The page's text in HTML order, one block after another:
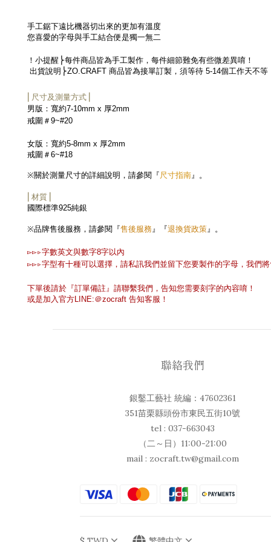
手工鋸下遠比機器切出來的更加有溫度
您喜愛的字母與手工結合便是獨一無二
！小提醒 ⎬每件商品皆為手工製作，每件細節難免有些微差異唷！
出貨說明 ⎬ZO.CRAFT 商品皆為接單訂製，須等待 5-14個工作天不等
⎜尺寸及測量方式⎟
男版：寬約7-10mm x 厚2mm
戒圍＃9~#20
女版：寬約5-8mm x 厚2mm
戒圍＃6~#18
※關於測量尺寸的詳細說明，請參閱『尺寸指南』。
⎜材質⎟
國際標準925純銀
※品牌售後服務，請參閱『售後服務』『退換貨政策』。
▻▻▹字數英文與數字8字以內
▻▻▹字型有十種可以選擇，請私訊我們並留下您要製作的字母，我們
下單後請於『訂單備註』請聯繫我們，告知您需要刻字的內容唷！
或是加入官方LINE:＠zocraft 告知客服！
聯絡我們
銀鑿工藝社 統編：47602361
351苗栗縣頭份市東民五街10號
tel : 037-663043
（二～日）11:00-21:00
mail : zocraft.tw@gmail.com